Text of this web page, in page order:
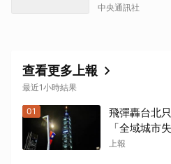
中央通訊社
查看更多上報
最近1小時結果
01
飛彈轟台北
「全域城市
適用
上報